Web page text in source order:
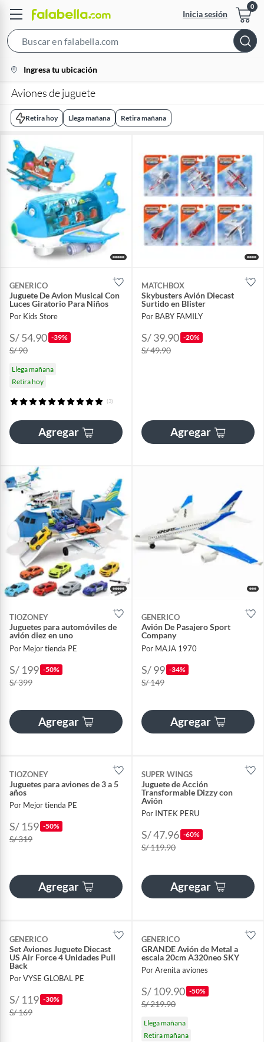
Inicia sesión
Bar
location-
icon
Ingresa tu ubicación
Aviones de juguete​
Retira hoy Llega mañana Retira mañana
GENERICO
Juguete De Avion Musical Con
Luces Giratorio Para Niños
Por Kids Store
S/ 54.90 -39%
S/ 90
Llega mañana
Retira hoy
(3)
Agregar
MATCHBOX
Skybusters Avión Diecast
Surtido en Blister
Por BABY FAMILY
S/ 39.90 -20%
S/ 49.90
Agregar
TIOZONEY
Juguetes para automóviles de
avión diez en uno
Por Mejor tienda PE
S/ 199 -50%
S/ 399
Agregar
GENERICO
Avión De Pasajero Sport
Company
Por MAJA 1970
S/ 99 -34%
S/ 149
Agregar
TIOZONEY
Juguetes para aviones de 3 a 5
años
Por Mejor tienda PE
S/ 159 -50%
S/ 319
Agregar
SUPER WINGS
Juguete de Acción
Transformable Dizzy con
Avión
Por INTEK PERU
S/ 47.96 -60%
S/ 119.90
Agregar
GENERICO
Set Aviones Juguete Diecast
US Air Force 4 Unidades Pull
Back
Por VYSE GLOBAL PE
S/ 119 -30%
S/ 169
GENERICO
GRANDE Avión de Metal a
escala 20cm A320neo SKY
Por Arenita aviones
S/ 109.90 -50%
S/ 219.90
Llega mañana
Retira mañana